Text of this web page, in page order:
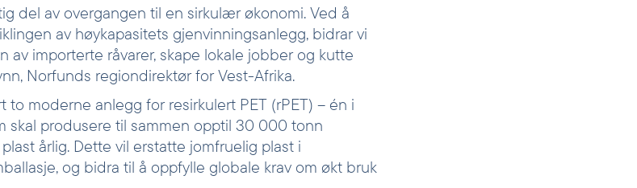
del av overgangen til en sirkulær økonomi. Ved å
av høykapasitets gjenvinningsanlegg, bidrar vi
av importerte råvarer, skape lokale jobber og kutte
Norfunds regiondirektør for Vest-Afrika.
moderne anlegg for resirkulert PET (rPET) – én i
skal produsere til sammen opptil 30 000 tonn
årlig. Dette vil erstatte jomfruelig plast i
og bidra til å oppfylle globale krav om økt bruk